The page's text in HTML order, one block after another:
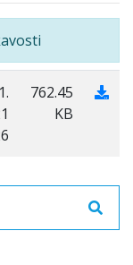
762.45
KB